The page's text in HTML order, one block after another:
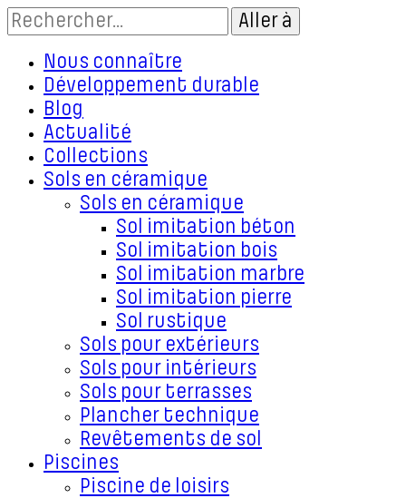
Nous connaître
Développement durable
Blog
Actualité
Collections
Sols en céramique
Sols en céramique
Sol imitation béton
Sol imitation bois
Sol imitation marbre
Sol imitation pierre
Sol rustique
Sols pour extérieurs
Sols pour intérieurs
Sols pour terrasses
Plancher technique
Revêtements de sol
Piscines
Piscine de loisirs